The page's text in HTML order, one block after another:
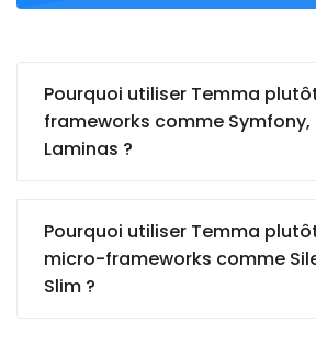
Pourquoi utiliser Temma
frameworks comme Symfony,
Laminas ?
Pourquoi utiliser Temma
micro-frameworks comme
Slim ?